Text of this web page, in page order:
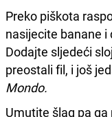
Preko piškota
nasijecite banane
Dodajte sljedeći
preostali fil, i još
Mondo.
Umutite šlag pa